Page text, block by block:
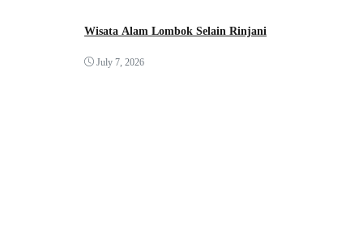
Wisata Alam Lombok Selain Rinjani
July 7, 2026